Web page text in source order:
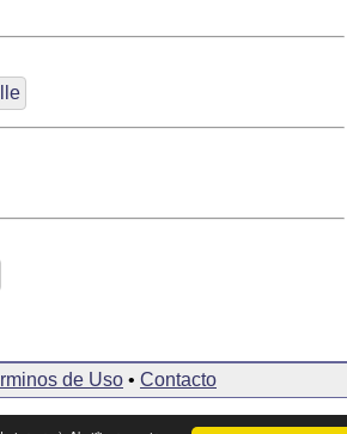
de Uso • Contacto